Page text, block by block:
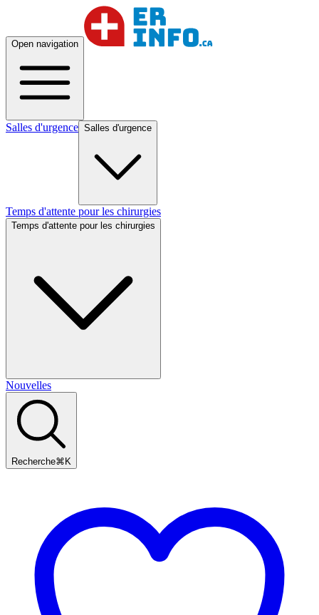
Open navigation
Salles d'urgence Salles d'urgence
Temps d'attente pour les chirurgies
Temps d'attente pour les chirurgies
Nouvelles
Recherche⌘ K